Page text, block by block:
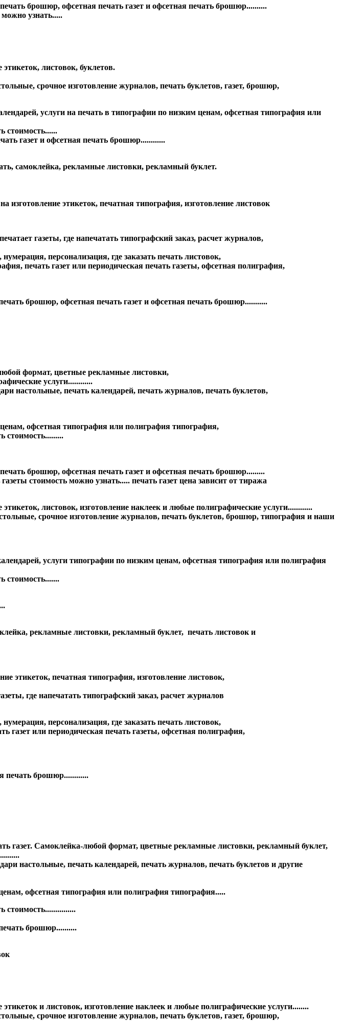
брошюр, офсетная печать газет и офсетная печать брошюр..........
узнать.....
листовок, буклетов.
срочное изготовление журналов, печать буклетов, газет, брошюр,
услуги на печать в типографии по низким ценам, офсетная типография или
стоимость......
газет и офсетная печать брошюр............
самоклейка, рекламные листовки, рекламный буклет.
этикеток, печатная типография, изготовление листовок
газеты, где напечатать типографский заказ, расчет журналов,
персонализация, где заказать печать листовок,
печать газет или периодическая печать газеты, офсетная полиграфия,
брошюр, офсетная печать газет и офсетная печать брошюр...........
формат, цветные рекламные листовки,
услуги............
настольные, печать календарей, печать журналов, печать буклетов,
офсетная типография или полиграфия типография,
стоимость.........
брошюр, офсетная печать газет и офсетная печать брошюр.........
стоимость можно узнать..... печать газет цена зависит от тиража
листовок, изготовление наклеек и любые полиграфические услуги............
срочное изготовление журналов, печать буклетов, брошюр, типография и наши
услуги типографии по низким ценам, офсетная типография или полиграфия
стоимость.......
рекламные листовки, рекламный буклет, печать листовок и
этикеток, печатная типография, изготовление листовок,
где напечатать типографский заказ, расчет журналов
персонализация, где заказать печать листовок,
газет или периодическая печать газеты, офсетная полиграфия,
печать брошюр............
газет. Самоклейка-любой формат, цветные рекламные листовки, рекламный буклет,
настольные, печать календарей, печать журналов, печать буклетов и другие
офсетная типография или полиграфия типография.....
стоимость...............
брошюр..........
и листовок, изготовление наклеек и любые полиграфические услуги........
срочное изготовление журналов, печать буклетов, газет, брошюр,